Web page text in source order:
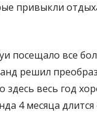
привыкли
посещало все
решил
здесь весь год
4 месяца